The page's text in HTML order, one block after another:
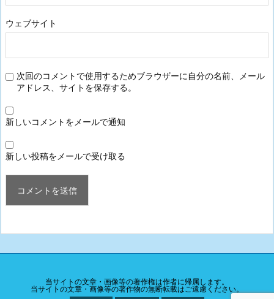
ウェブサイト
次回のコメントで使用するためブラウザーに自分の名前、メール
アドレス、サイトを保存する。
新しいコメントをメールで通知
新しい投稿をメールで受け取る
当サイトの文章・画像等の著作権は作者に帰属します。
当サイトの文章・画像等の著作物の無断転載はご遠慮ください。